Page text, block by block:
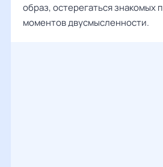
образ, остерегаться знакомых
моментов двусмысленности.